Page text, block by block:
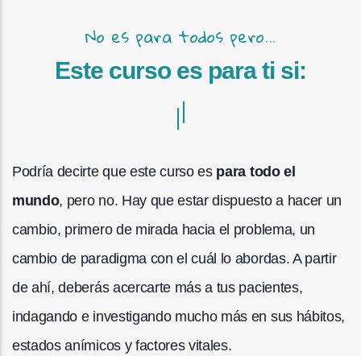
No es para todos pero...
Este curso es para ti si:
Podría decirte que este curso es para todo el
mundo, pero no. Hay que estar dispuesto a hacer un
cambio, primero de mirada hacia el problema, un
cambio de paradigma con el cuál lo abordas. A partir
de ahí, deberás acercarte más a tus pacientes,
indagando e investigando mucho más en sus hábitos,
estados anímicos y factores vitales.